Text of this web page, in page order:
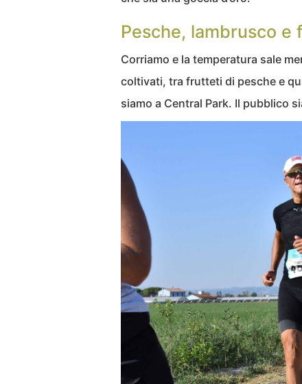
Pesche, lambrusco e
Corriamo e la temperatura sale
coltivati, tra frutteti di pesche e
siamo a Central Park. Il pubblico